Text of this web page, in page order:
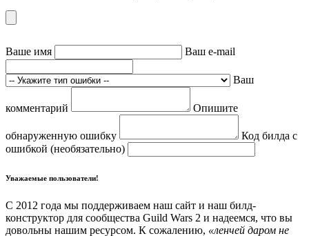
Ваше имя Ваш e-mail
Ваш
комментарий Опишите
обнаруженную ошибку
Код билда с
ошибкой (необязательно)
Уважаемые пользователи!
С 2012 года мы поддерживаем наш сайт и наш билд-
конструктор для сообщества Guild Wars 2 и надеемся, что вы
довольны нашим ресурсом. К сожалению, «ленчей даром не